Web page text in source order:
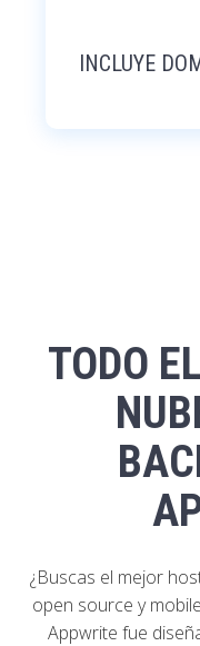
INCLUYE
TODO
¿Buscas el mejor
open source y
Appwrite fue